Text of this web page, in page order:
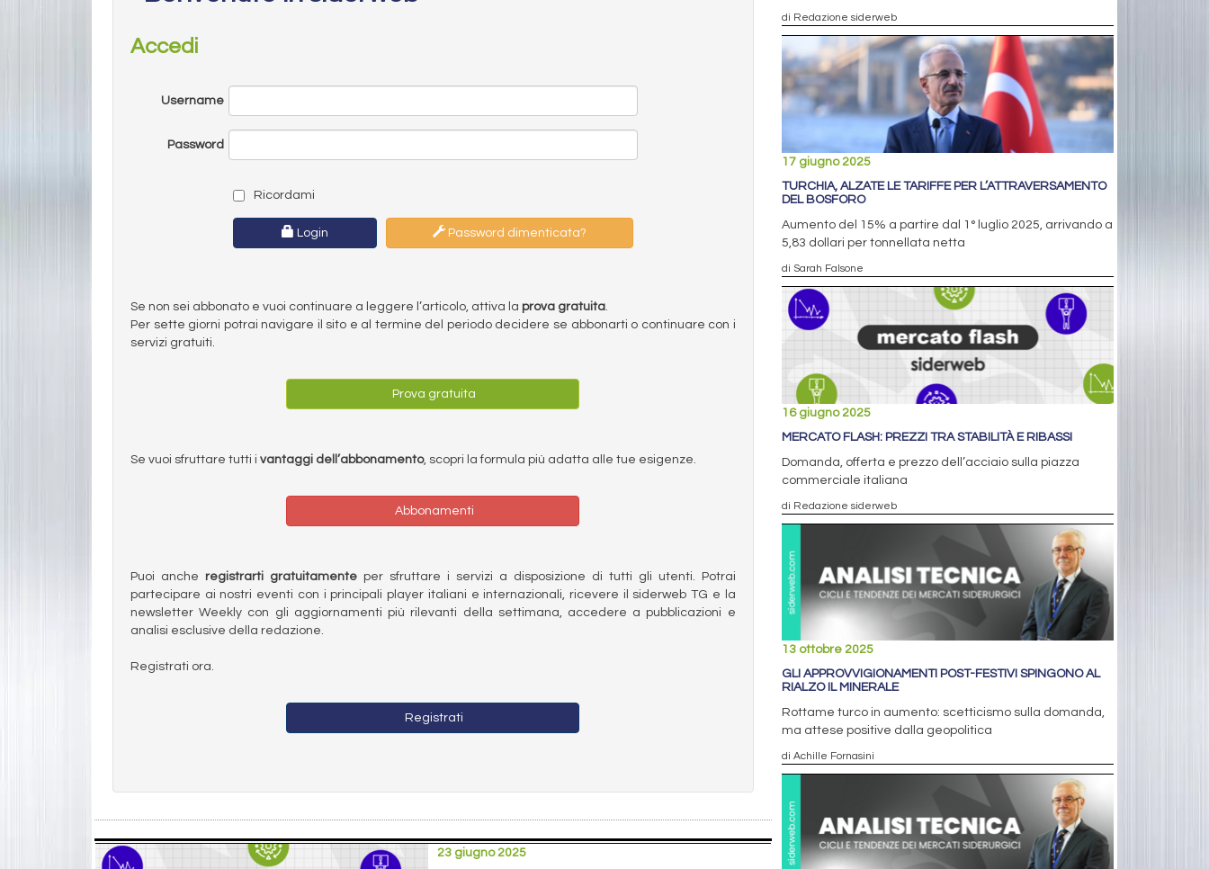
Accedi
Username
Password
Ricordami
Login Password dimenticata?
Se non sei abbonato e vuoi continuare a leggere l’articolo, attiva la prova gratuita.
Per sette giorni potrai navigare il sito e al termine del periodo decidere se abbonarti o continuare con i
servizi gratuiti.
Prova gratuita
Se vuoi sfruttare tutti i vantaggi dell’abbonamento, scopri la formula più adatta alle tue esigenze.
Abbonamenti
Puoi anche registrarti gratuitamenteper sfruttare i servizi a disposizione di tutti gli utenti. Potrai
partecipare ai nostri eventi con i principali player italiani e internazionali, ricevere il siderweb TG e la
newsletter Weekly con gli aggiornamenti più rilevanti della settimana, accedere a pubblicazioni e
analisi esclusive della redazione.
Registrati ora.
Registrati
23 giugno 2025
di Redazione siderweb
17 giugno 2025
TURCHIA, ALZATE LE TARIFFE PER L’ATTRAVERSAMENTO
DEL BOSFORO
Aumento del 15% a partire dal 1° luglio 2025, arrivando a
5,83 dollari per tonnellata netta
di Sarah Falsone
16 giugno 2025
MERCATO FLASH: PREZZI TRA STABILITÀ E RIBASSI
Domanda, offerta e prezzo dell’acciaio sulla piazza
commerciale italiana
di Redazione siderweb
13 ottobre 2025
GLI APPROVVIGIONAMENTI POST-FESTIVI SPINGONO AL
RIALZO IL MINERALE
Rottame turco in aumento: scetticismo sulla domanda,
ma attese positive dalla geopolitica
di Achille Fornasini